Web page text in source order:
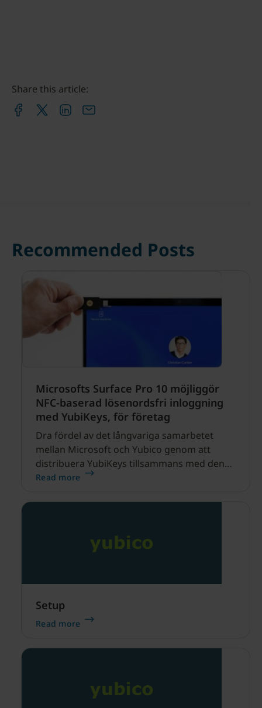
Share this article:
Recommended Posts
Microsofts Surface Pro 10 möjliggör
NFC-baserad lösenordsfri inloggning
med YubiKeys, för företag
Dra fördel av det långvariga samarbetet
mellan Microsoft och Yubico genom att
distribuera YubiKeys tillsammans med den
nya Surface Pro 10 enheten för ditt företag.
Read more
Setup
Read more